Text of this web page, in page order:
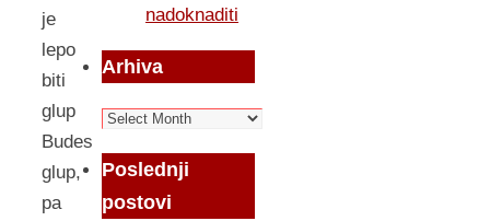
je
lepo
biti
glup
Budes
glup,
pa
nadoknaditi
Arhiva
Arhiva
Poslednji
postovi